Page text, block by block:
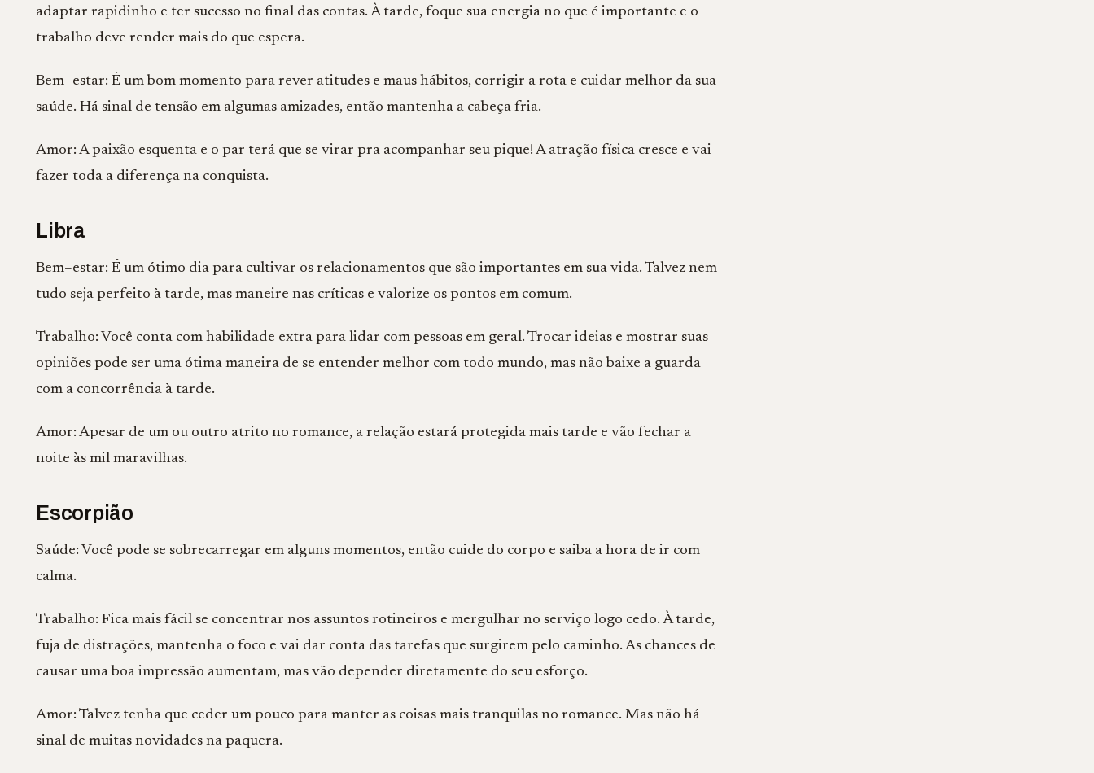
adaptar rapidinho e ter sucesso no final das contas. À tarde, foque sua energia no que é importante e o
trabalho deve render mais do que espera.
Bem–estar: É um bom momento para rever atitudes e maus hábitos, corrigir a rota e cuidar melhor da sua
saúde. Há sinal de tensão em algumas amizades, então mantenha a cabeça fria.
Amor: A paixão esquenta e o par terá que se virar pra acompanhar seu pique! A atração física cresce e vai
fazer toda a diferença na conquista.
Libra
Bem–estar: É um ótimo dia para cultivar os relacionamentos que são importantes em sua vida. Talvez nem
tudo seja perfeito à tarde, mas maneire nas críticas e valorize os pontos em comum.
Trabalho: Você conta com habilidade extra para lidar com pessoas em geral. Trocar ideias e mostrar suas
opiniões pode ser uma ótima maneira de se entender melhor com todo mundo, mas não baixe a guarda
com a concorrência à tarde.
Amor: Apesar de um ou outro atrito no romance, a relação estará protegida mais tarde e vão fechar a
noite às mil maravilhas.
Escorpião
Saúde: Você pode se sobrecarregar em alguns momentos, então cuide do corpo e saiba a hora de ir com
calma.
Trabalho: Fica mais fácil se concentrar nos assuntos rotineiros e mergulhar no serviço logo cedo. À tarde,
fuja de distrações, mantenha o foco e vai dar conta das tarefas que surgirem pelo caminho. As chances de
causar uma boa impressão aumentam, mas vão depender diretamente do seu esforço.
Amor: Talvez tenha que ceder um pouco para manter as coisas mais tranquilas no romance. Mas não há
sinal de muitas novidades na paquera.